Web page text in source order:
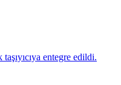
entegre edildi.